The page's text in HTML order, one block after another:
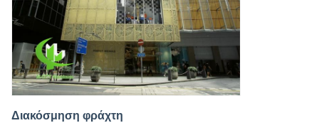
Διακόσμηση φράχτη